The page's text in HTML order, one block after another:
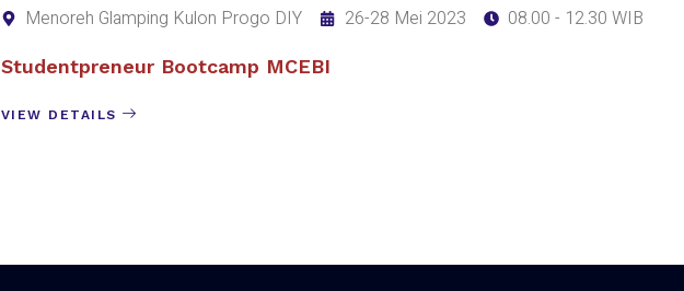
Menoreh Glamping Kulon Progo DIY 26-28 Mei 2023 08.00 - 12.30 WIB
Studentpreneur Bootcamp MCEBI
VIEW DETAILS